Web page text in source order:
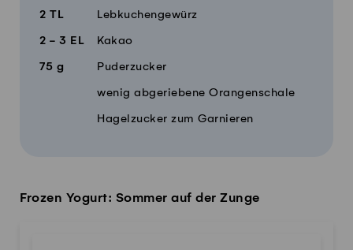
2 TL Lebkuchengewürz
2 - 3 EL Kakao
75 g Puderzucker
wenig abgeriebene Orangenschale
Hagelzucker zum Garnieren
Frozen Yogurt: Sommer auf der Zunge